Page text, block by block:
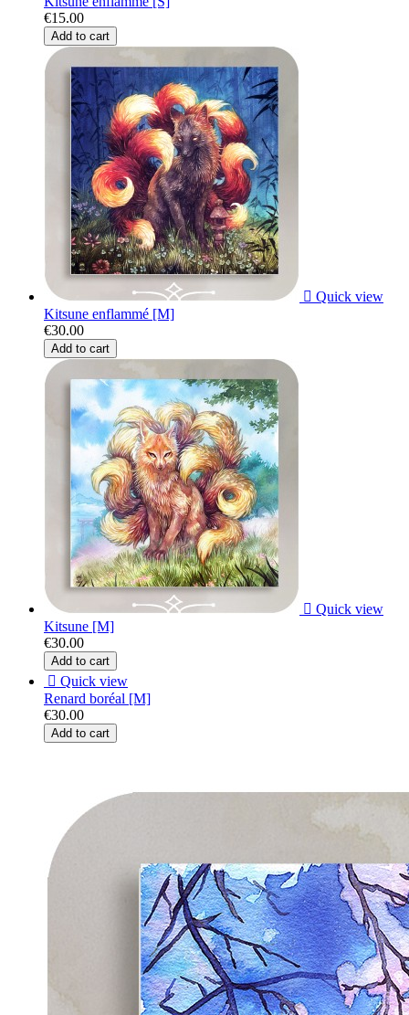
€15.00
Add to cart
 Quick view
Kitsune enflammé [M]
€30.00
Add to cart
 Quick view
Kitsune [M]
€30.00
Add to cart
 Quick view
Renard boréal [M]
€30.00
Add to cart